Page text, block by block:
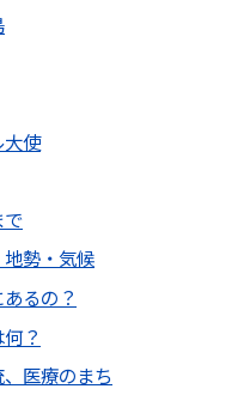
使
で
勢・気候
るの？
？
医療のまち